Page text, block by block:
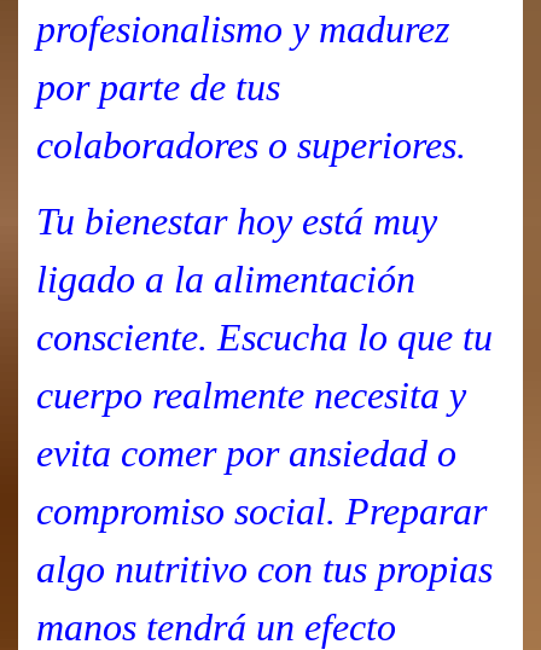
profesionalismo y madurez
por parte de tus
colaboradores o superiores.
Tu bienestar hoy está muy
ligado a la alimentación
consciente. Escucha lo que tu
cuerpo realmente necesita y
evita comer por ansiedad o
compromiso social. Preparar
algo nutritivo con tus propias
manos tendrá un efecto